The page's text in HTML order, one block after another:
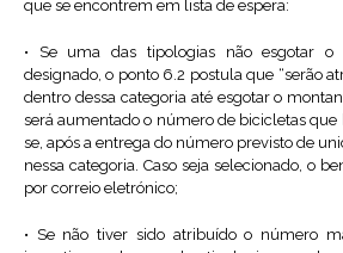
que se encontrem em lista de espera:
• Se uma das tipologias não esgotar
designado, o ponto 6.2 postula que “serão
dentro dessa categoria até esgotar o
será aumentado o número de bicicletas
se, após a entrega do número previsto de
nessa categoria. Caso seja selecionado, o
por correio eletrónico;
• Se não tiver sido atribuído o número